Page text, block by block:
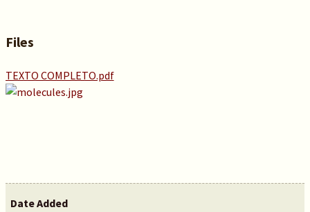
Files
TEXTO COMPLETO.pdf
Date Added